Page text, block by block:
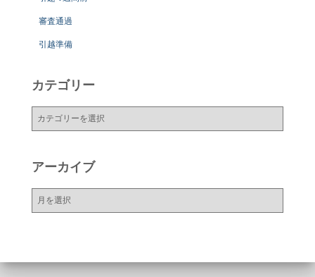
審査通過
引越準備
カテゴリー
ー
アーカイブ
ー